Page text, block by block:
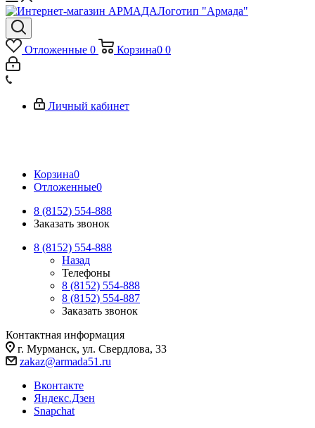
Логотип "Армада"
Отложенные 0 Корзина0 0
Личный кабинет
Корзина0
Отложенные0
8 (8152) 554-888
Заказать звонок
8 (8152) 554-888
Назад
Телефоны
8 (8152) 554-888
8 (8152) 554-887
Заказать звонок
Контактная информация
г. Мурманск, ул. Свердлова, 33
zakaz@armada51.ru
Вконтакте
Яндекс.Дзен
Snapchat